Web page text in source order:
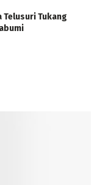
Telusuri Tukang